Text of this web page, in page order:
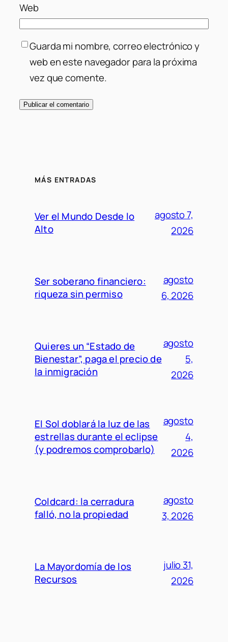
Web
Guarda mi nombre, correo electrónico y
web en este navegador para la próxima
vez que comente.
MÁS ENTRADAS
Ver el Mundo Desde lo
Alto
agosto 7,
2026
Ser soberano financiero:
riqueza sin permiso
agosto
6, 2026
Quieres un “Estado de
Bienestar”, paga el precio de
la inmigración
agosto
5,
2026
El Sol doblará la luz de las
estrellas durante el eclipse
(y podremos comprobarlo)
agosto
4,
2026
Coldcard: la cerradura
falló, no la propiedad
agosto
3, 2026
La Mayordomía de los
Recursos
julio 31,
2026